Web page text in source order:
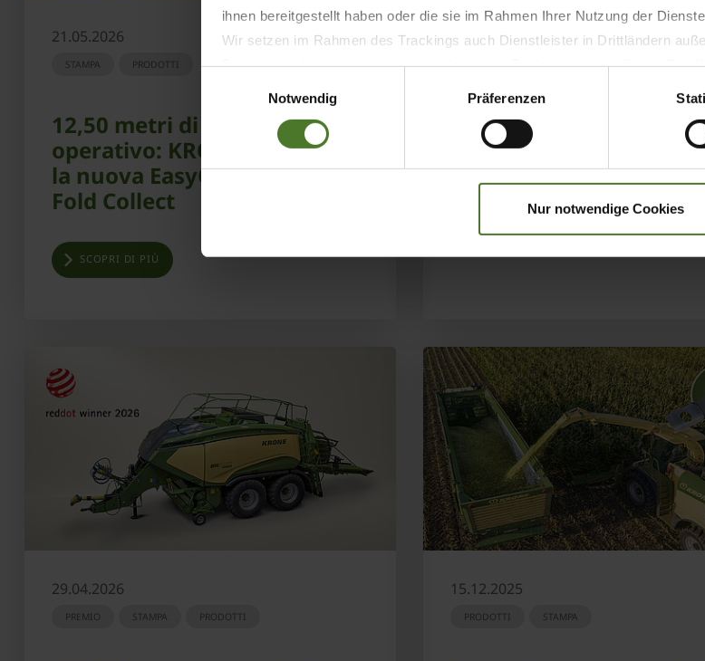
ihnen bereitgestellt haben oder die sie im Rahmen Ihrer Nutzung der
Wir setzen im Rahmen des Trackings auch Dienstleister in Drittländern
Datenschutzbestimmungen ein, wodurch das Risiko von behördlichen
Impressum
Notwendig
Präferenzen
Nur notwendige Cookies
21.05.2026
STAMPA PRODOTTI
12,50 metri di fronte
operativo: KRONE presenta
la nuova EasyCut B 1250 CV
Fold Collect
SCOPRI DI PIÙ
21.05.2026
STAMPA PRODOTTI
KRONE EasyCut R 360
disponibile con coclee
andana
SCOPRI DI PIÙ
29.04.2026
PREMIO STAMPA PRODOTTI
15.12.2025
PRODOTTI STAMPA